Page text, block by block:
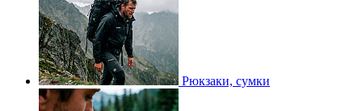
Рюкзаки, сумки